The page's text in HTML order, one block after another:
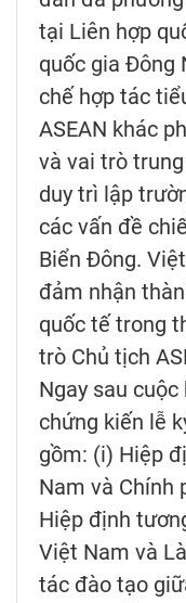
tại Liên hợp
quốc gia Đông
chế hợp tác
ASEAN khác
và vai trò
duy trì lập
các vấn đề
Biển Đông.
đảm nhận
quốc tế trong
trò Chủ tịch
Ngay sau
chứng kiến lễ
gồm: (i) Hiệp
Nam và Chính
Hiệp định
Việt Nam và
tác đào tạo